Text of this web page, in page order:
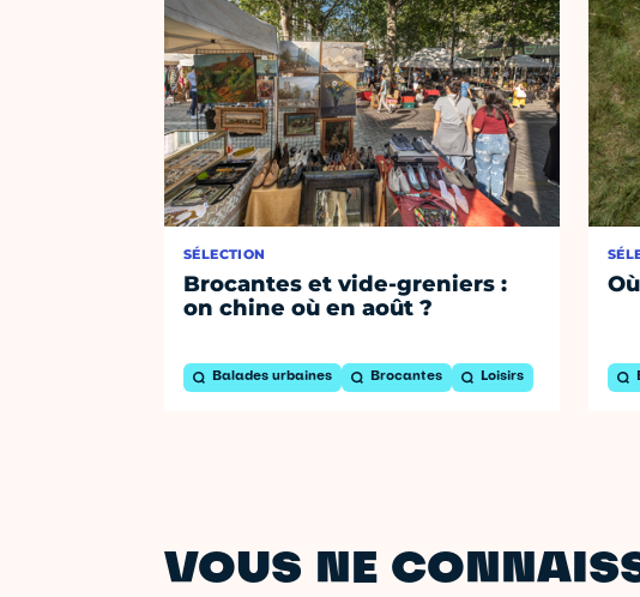
SÉLECTION
Brocantes et vide-greniers :
on chine où en août ?
Balades urbaines Brocantes Loisirs
VOUS NE